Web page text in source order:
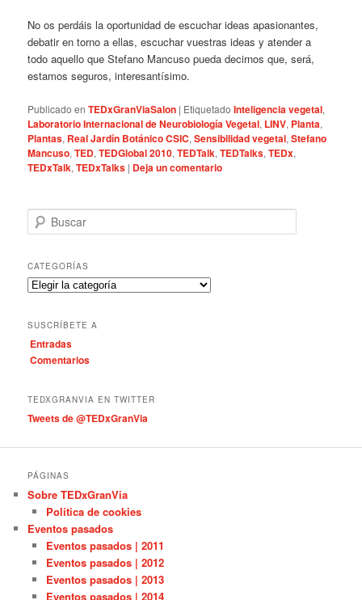
No os perdáis la oportunidad de escuchar ideas apasionantes,
debatir en torno a ellas, escuchar vuestras ideas y atender a
todo aquello que Stefano Mancuso pueda decirnos que, será,
estamos seguros, interesantísimo.
Publicado en TEDxGranViaSalon | Etiquetado Inteligencia vegetal,
Laboratorio Internacional de Neurobiología Vegetal, LINV, Planta,
Plantas, Real Jardín Botánico CSIC,Sensibilidad vegetal,Stefano
Mancuso,TED,TEDGlobal 2010,TEDTalk,TEDTalks,TEDx,
TEDxTalk,TEDxTalks | Deja un comentario
u
c
a
r
CATEGORÍAS
C
e
g
o
a
s
SUSCRÍBETE A
Entradas
Comentarios
TEDXGRANVIA EN TWITTER
Tweets de @TEDxGranVia
PÁGINAS
Sobre TEDxGranVia
Política de cookies
Eventos pasados
Eventos pasados | 2011
Eventos pasados | 2012
Eventos pasados | 2013
Eventos pasados | 2014